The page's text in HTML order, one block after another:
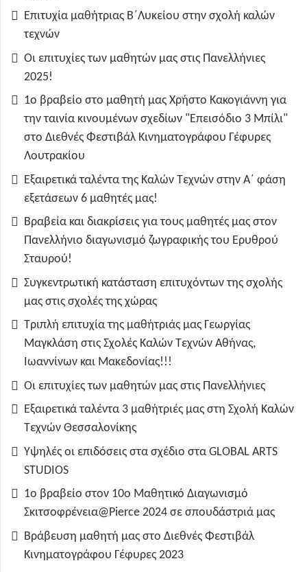
Επιτυχία μαθήτριας Β΄Λυκείου στην σχολή καλών
τεχνών
Οι επιτυχίες των μαθητών μας στις Πανελλήνιες
2025!
1ο βραβείο στο μαθητή μας Χρήστο Κακογιάννη για
την ταινία κινουμένων σχεδίων "Επεισόδιο 3 Μπίλι"
στο Διεθνές Φεστιβάλ Κινηματογράφου Γέφυρες
Λουτρακίου
Εξαιρετικά ταλέντα της Καλών Τεχνών στην Α΄ φάση
εξετάσεων 6 μαθητές μας!
Βραβεία και διακρίσεις για τους μαθητές μας στον
Πανελλήνιο διαγωνισμό ζωγραφικής του Ερυθρού
Σταυρού!
Συγκεντρωτική κατάσταση επιτυχόντων της σχολής
μας στις σχολές της χώρας
Τριπλή επιτυχία της μαθήτριάς μας Γεωργίας
Μαγκλάση στις Σχολές Καλών Τεχνών Αθήνας,
Ιωαννίνων και Μακεδονίας!!!
Οι επιτυχίες των μαθητών μας στις Πανελλήνιες
Εξαιρετικά ταλέντα 3 μαθήτριές μας στη Σχολή Καλών
Τεχνών Θεσσαλονίκης
Υψηλές οι επιδόσεις στα σχέδιο στα GLOBAL ARTS
STUDIOS
1ο βραβείο στον 10ο Μαθητικό Διαγωνισμό
Σκιτσοφρένεια@Pierce 2024 σε σπουδάστριά μας
Βράβευση μαθητή μας στο Διεθνές Φεστιβάλ
Κινηματογράφου Γέφυρες 2023